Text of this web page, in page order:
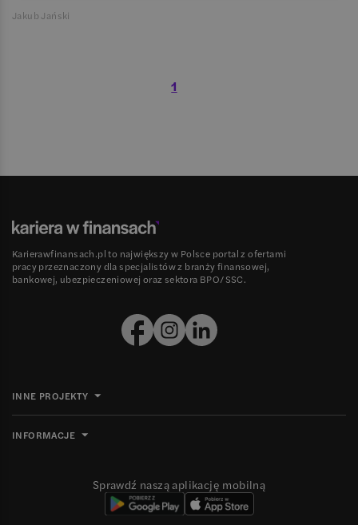
Jakub Jański
1
Karierawfinansach.pl to największy w Polsce portal z ofertami
pracy przeznaczony dla specjalistów z branży finansowej,
bankowej, ubezpieczeniowej oraz sektora BPO/SSC.
INNE PROJEKTY
INFORMACJE
Sprawdź naszą aplikację mobilną